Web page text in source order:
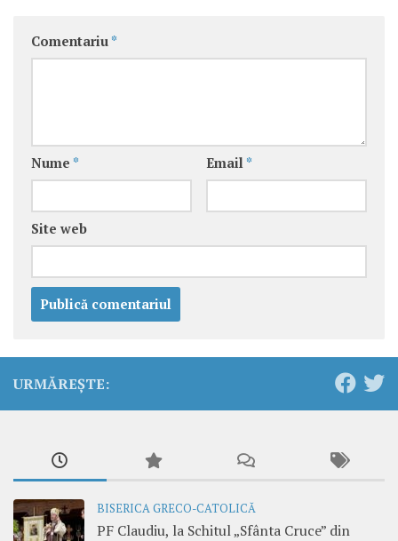
Comentariu *
Nume * Email *
Site web
URMĂREȘTE:
BISERICA GRECO-CATOLICĂ
PF Claudiu, la Schitul „Sfânta Cruce” din